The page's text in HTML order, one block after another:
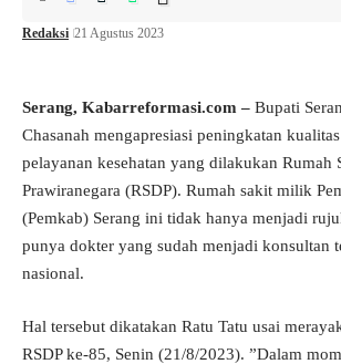
Redaksi 21 Agustus 2023
Serang, Kabarreformasi.com – Bupati
Chasanah mengapresiasi peningkatan
pelayanan kesehatan yang dilakukan Rumah
Prawiranegara (RSDP). Rumah sakit milik
(Pemkab) Serang ini tidak hanya menjadi
punya dokter yang sudah menjadi konsultan
nasional.
Hal tersebut dikatakan Ratu Tatu usai
RSDP ke-85, Senin (21/8/2023). ”Dalam